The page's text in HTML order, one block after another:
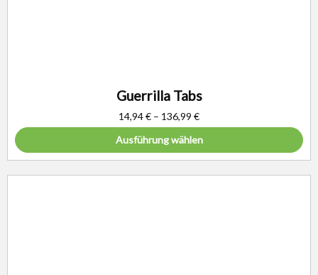
Guerrilla Tabs
14,94€ – 136,99 €
Ausführung wählen